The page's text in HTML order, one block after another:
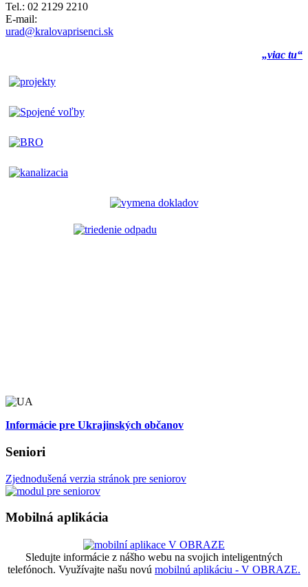
Tel.: 02 2129 2210
E-mail:
urad@kralovaprisenci.sk
„viac tu“
Informácie pre Ukrajinských občanov
Seniori
Zjednodušená verzia stránok pre seniorov
Mobilná aplikácia
Sledujte informácie z nášho webu na svojich inteligentných
telefónoch. Využívajte našu novú mobilnú aplikáciu - V OBRAZE.